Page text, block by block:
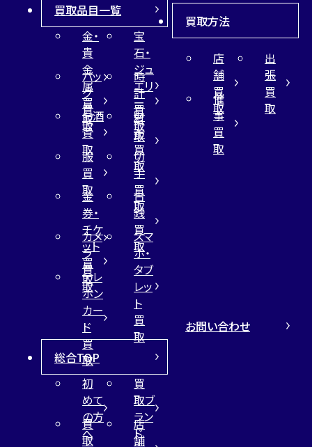
買取品目一覧
金・
貴
金
属
買
取
宝
石・
ジュ
エリ
ー
買
取
バッ
グ
買
取
時
計
買
取
お酒
買
取
財
布
買
取
服
買
取
切
手
買
取
金
券・
チケ
ット
買
取
古
銭
買
取
カメ
ラ
買
取
スマ
ホ・
タブ
レッ
ト
買
取
テレ
ホン
カー
ド
買
取
買取方法
店
舗
買
取
出
張
買
取
催
事
買
取
総合TOP
初
めて
の方
へ
買
取ブ
ラン
ド
買
取
店
舗
お問い合わせ